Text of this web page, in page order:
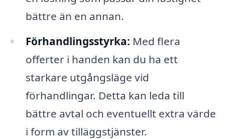
bättre än en annan.
Förhandlingsstyrka: Med flera
offerter i handen kan du ha ett
starkare utgångsläge vid
förhandlingar. Detta kan leda till
bättre avtal och eventuellt extra värde
i form av tilläggstjänster.